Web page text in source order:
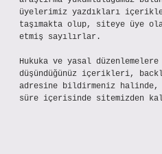
üyelerimiz yazdıkları
taşımakta olup, siteye üye
etmiş sayılırlar.
Hukuka ve yasal
düşündüğünüz içerikleri,
adresine bildirmeniz
süre içerisinde sitemizden